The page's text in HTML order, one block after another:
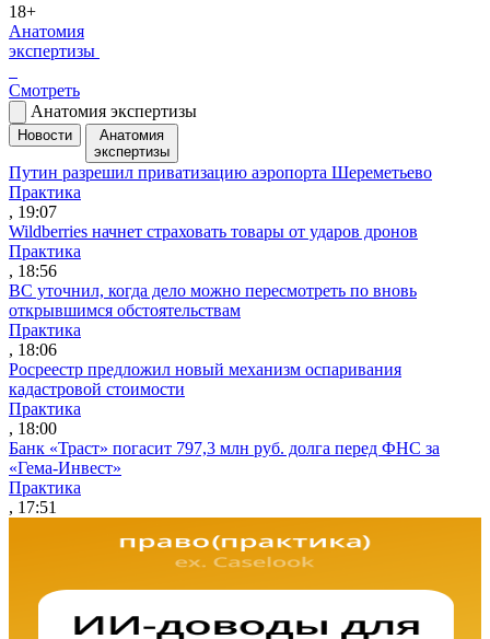
18+
Анатомия
экспертизы
Смотреть
Анатомия экспертизы
Новости
Анатомия
экспертизы
Путин разрешил приватизацию аэропорта Шереметьево
Практика
, 19:07
Wildberries начнет страховать товары от ударов дронов
Практика
, 18:56
ВС уточнил, когда дело можно пересмотреть по вновь
открывшимся обстоятельствам
Практика
, 18:06
Росреестр предложил новый механизм оспаривания
кадастровой стоимости
Практика
, 18:00
Банк «Траст» погасит 797,3 млн руб. долга перед ФНС за
«Гема-Инвест»
Практика
, 17:51